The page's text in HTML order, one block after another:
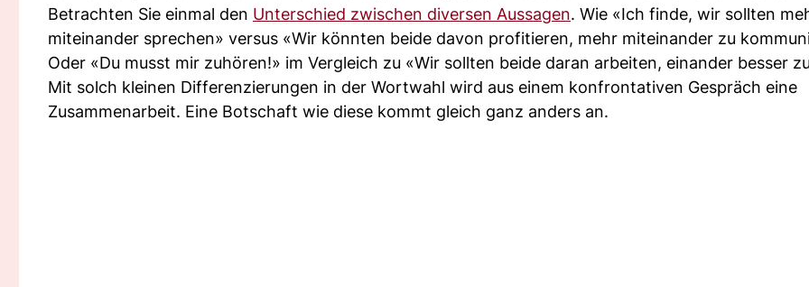
Betrachten Sie einmal den Unterschied zwischen diversen Aussagen. Wie «Ich finde, wir sollten
miteinander sprechen» versus «Wir könnten beide davon profitieren, mehr miteinander zu
Oder «Du musst mir zuhören!» im Vergleich zu «Wir sollten beide daran arbeiten, einander besser
Mit solch kleinen Differenzierungen in der Wortwahl wird aus einem konfrontativen Gespräch eine
Zusammenarbeit. Eine Botschaft wie diese kommt gleich ganz anders an.